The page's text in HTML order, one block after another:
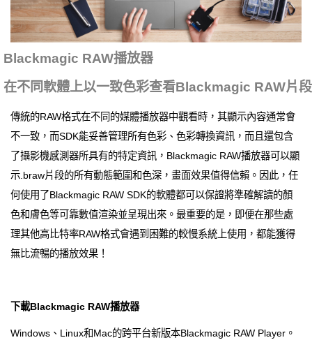
Blackmagic RAW播放器
在不同軟體上以一致色彩查看Blackmagic RAW片段
傳統的RAW格式在不同的媒體播放器中觀看時，其顯示內容通常會
不一致，而SDK能妥善管理所有色彩、色彩轉換資訊，而且還包含
了攝影機感測器所具有的特定資訊，Blackmagic RAW播放器可以顯
示.braw片段的所有動態範圍和色深，畫面效果值得信賴。因此，任
何使用了Blackmagic RAW SDK的軟體都可以保證將準確解讀的顏
色和膚色等可靠數值渲染並呈現出來。最重要的是，即便在那些處
理其他高比特率RAW格式會遇到困難的較慢系統上使用，都能獲得
無比流暢的播放效果！
下載Blackmagic RAW播放器
Windows、Linux和Mac的跨平台新版本Blackmagic RAW Player。